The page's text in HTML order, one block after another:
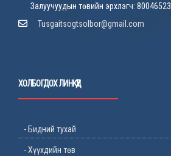
Залуучуудын төвийн эрхлэгч: 80046523
Tusgaitsogtsolbor@gmail.com
ХОЛБОГДОХ ЛИНКҮҮД
- Бидний тухай
- Хүүхдийн төв